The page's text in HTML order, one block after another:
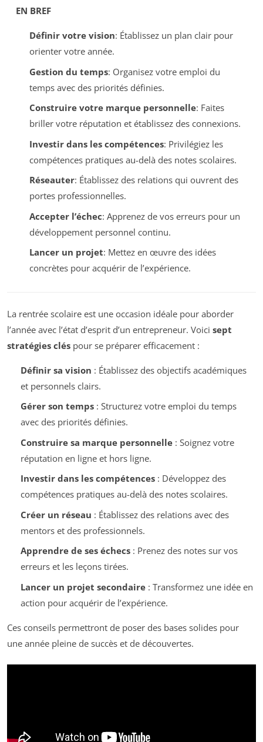
EN BREF
Définir votre vision: Établissez un plan clair pour
orienter votre année.
Gestion du temps: Organisez votre emploi du
temps avec des priorités définies.
Construire votre marque personnelle: Faites
briller votre réputation et établissez des connexions.
Investir dans les compétences: Privilégiez les
compétences pratiques au-delà des notes scolaires.
Réseauter: Établissez des relations qui ouvrent des
portes professionnelles.
Accepter l’échec: Apprenez de vos erreurs pour un
développement personnel continu.
Lancer un projet: Mettez en œuvre des idées
concrètes pour acquérir de l’expérience.
La rentrée scolaire est une occasion idéale pour aborder
l’année avec l’état d’esprit d’un entrepreneur. Voici sept
stratégies clés pour se préparer efficacement :
Définir sa vision : Établissez des objectifs académiques
et personnels clairs.
Gérer son temps: Structurez votre emploi du temps
avec des priorités définies.
Construire sa marque personnelle: Soignez votre
réputation en ligne et hors ligne.
Investir dans les compétences: Développez des
compétences pratiques au-delà des notes scolaires.
Créer un réseau : Établissez des relations avec des
mentors et des professionnels.
Apprendre de ses échecs: Prenez des notes sur vos
erreurs et les leçons tirées.
Lancer un projet secondaire: Transformez une idée en
action pour acquérir de l’expérience.
Ces conseils permettront de poser des bases solides pour
une année pleine de succès et de découvertes.